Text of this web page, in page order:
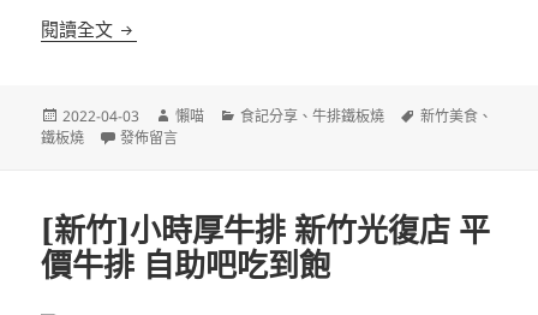
閱讀全文 [新竹]菳蒔鐵板料理 文青風鐵板料理 鄰近關新公園
發
佈
2022-04-03
作
者
懶喵
分
食記分享 、牛排鐵板燒
標
新竹美食 、
鐵板燒
在〈[新竹]菳蒔鐵板料理 文青風鐵板料理 鄰近關新公園〉
發佈留言
[新竹]小時厚牛排 新竹光復店 平
價牛排 自助吧吃到飽